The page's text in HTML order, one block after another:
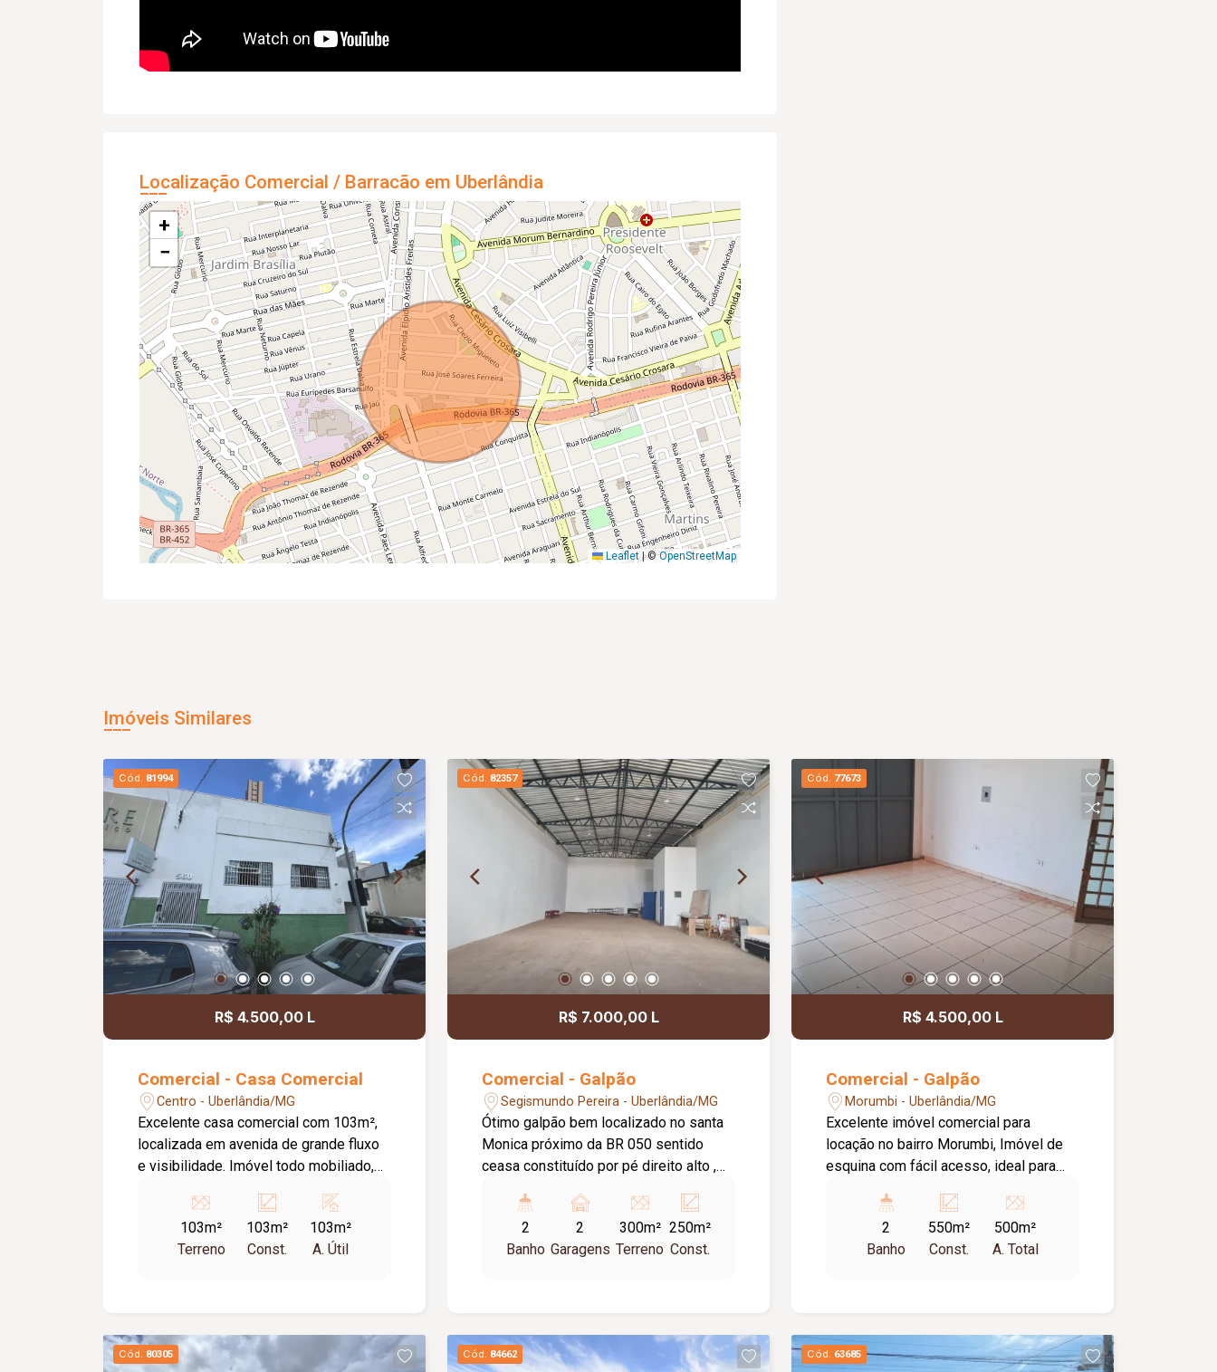
Localização Comercial / Barracão em Uberlândia
+
−
Leaflet |©OpenStreetMap
Imóveis Similares
Cód. 81994
R$ 4.500,00 L
Comercial - Casa Comercial
Centro - Uberlândia/MG
Excelente casa comercial com 103m²,
localizada em avenida de grande fluxo
e visibilidade. Imóvel todo mobiliado,
quatro salas bem distribuídas e dois
banheiros. Oferecendo estrutura
completa para clínicas médicas e
103m²
Terreno
103m²
Const.
103m²
A. Útil
Cód. 82357
R$ 7.000,00 L
Comercial - Galpão
Segismundo Pereira - Uberlândia/MG
Ótimo galpão bem localizado no santa
Monica próximo da BR 050 sentido
ceasa constituído por pé direito alto ,
02 veículos frontal excelente galpão
para logística.
2
Banho
2
Garagens
300m²
Terreno
250m²
Const.
Cód. 77673
R$ 4.500,00 L
Comercial - Galpão
Morumbi - Uberlândia/MG
Excelente imóvel comercial para
locação no bairro Morumbi, Imóvel de
esquina com fácil acesso, ideal para
com 460m² de vão livre, piso usinado,
entrada lateral com portão de 6x3. No
pavimento superior, há uma quitinete de
espaço e praticidade no bairro
Morumbi.
2
Banho
550m²
Const.
500m²
A. Total
Cód. 80305 Cód. 84662 Cód. 63685